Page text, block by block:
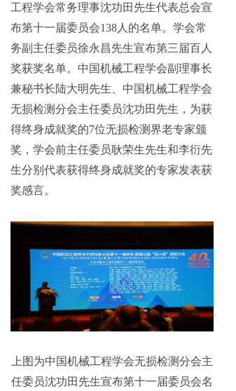
工程学会常务理事沈功田先生代表总会宣
布第十一届委员会138人的名单。学会常
务副主任委员徐永昌先生宣布第三届百人
奖获奖名单。中国机械工程学会副理事长
兼秘书长陆大明先生、中国机械工程学会
无损检测分会主任委员沈功田先生，为获
得终身成就奖的7位无损检测界老专家颁
奖，学会前主任委员耿荣生先生和李衍先
生分别代表获得终身成就奖的专家发表获
奖感言。
上图为中国机械工程学会无损检测分会主
任委员沈功田先生宣布第十一届委员会名